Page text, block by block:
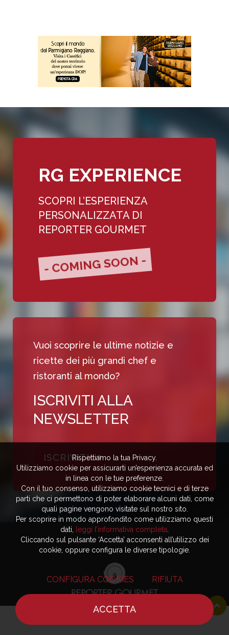
RG EXPERIENCE
SCOPRI L’ESPERIENZA
PERSONALIZZATA DI
REPORTER GOURMET
- COMING SOON -
Vuoi scoprire le ultime notizie e
ricette dei più grandi chef e
ristoranti al mondo?
ISCRIVITI ALLA
NEWSLETTER
ISCRIVITI
Editore - Reporter Gourmet S.r.l.
Rispettiamo la tua Privacy.
Utilizziamo cookie per assicurarti un’esperienza accurata ed
in linea con le tue preferenze.
Con il tuo consenso, utilizziamo cookie tecnici e di terze
parti che ci permettono di poter elaborare alcuni dati, come
quali pagine vengono visitate sul nostro sito.
Per scoprire in modo approfondito come utilizziamo questi
dati,
leggi l’informativa completa
Cliccando sul pulsante ‘Accetta’ acconsenti all’utilizzo dei
cookie, oppure configura le diverse tipologie.
CONFIGURA COOKIES RIFIUTA
ACCETTA